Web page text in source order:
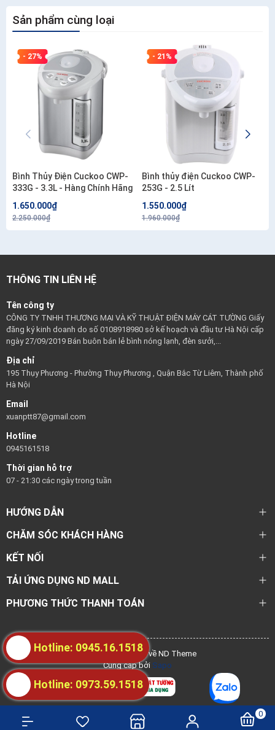
0
Sản phẩm cùng loại
- 27%
Bình Thủy Điện Cuckoo CWP-
333G - 3.3L - Hàng Chính Hãng
1.650.000₫
2.250.000₫
- 21%
Bình thủy điện Cuckoo CWP-
253G - 2.5 Lít
1.550.000₫
1.960.000₫
THÔNG TIN LIÊN HỆ
Tên công ty
CÔNG TY TNHH THƯƠNG MẠI VÀ KỸ THUẬT ĐIỆN MÁY CÁT TƯỜNG Giấy
đăng ký kinh doanh do số 0108918980 sở kế hoạch và đầu tư Hà Nội cấp
ngày 27/09/2019 Bán buôn bán lẻ bình nóng lạnh, đèn sưởi,...
Địa chỉ
195 Thụy Phương - Phường Thụy Phương , Quận Bắc Từ Liêm, Thành phố
Hà Nội
Email
xuanptt87@gmail.com
Hotline
0945161518
Thời gian hỗ trợ
07 - 21:30 các ngày trong tuần
HƯỚNG DẪN
CHĂM SÓC KHÁCH HÀNG
KẾT NỐI
TẢI ỨNG DỤNG ND MALL
PHƯƠNG THỨC THANH TOÁN
@ Bản quyền thuộc về ND Theme
Cung cấp bởi Sapo
Hotline: 0973.59.1518
Hotline: 0945.16.1518